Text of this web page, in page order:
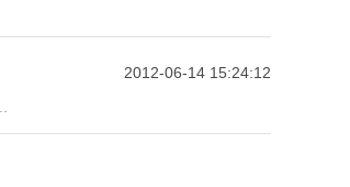
2012-06-14 15:24:12